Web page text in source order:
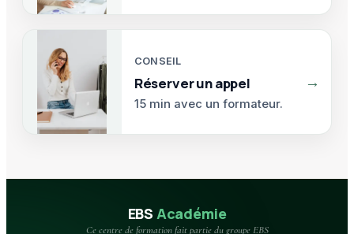
CONSEIL
Réserver un appel
15 min avec un formateur.
→
EBS Académie
Ce centre de formation fait partie du groupe EBS